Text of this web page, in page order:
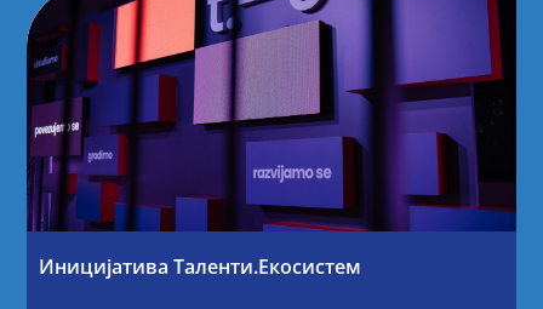
Иницијатива Таленти.Екосистем